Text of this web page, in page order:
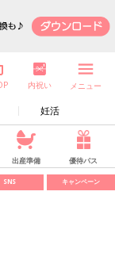
妊活
内祝い メニュー
出産準備 優待パス
SNS キャンペーン